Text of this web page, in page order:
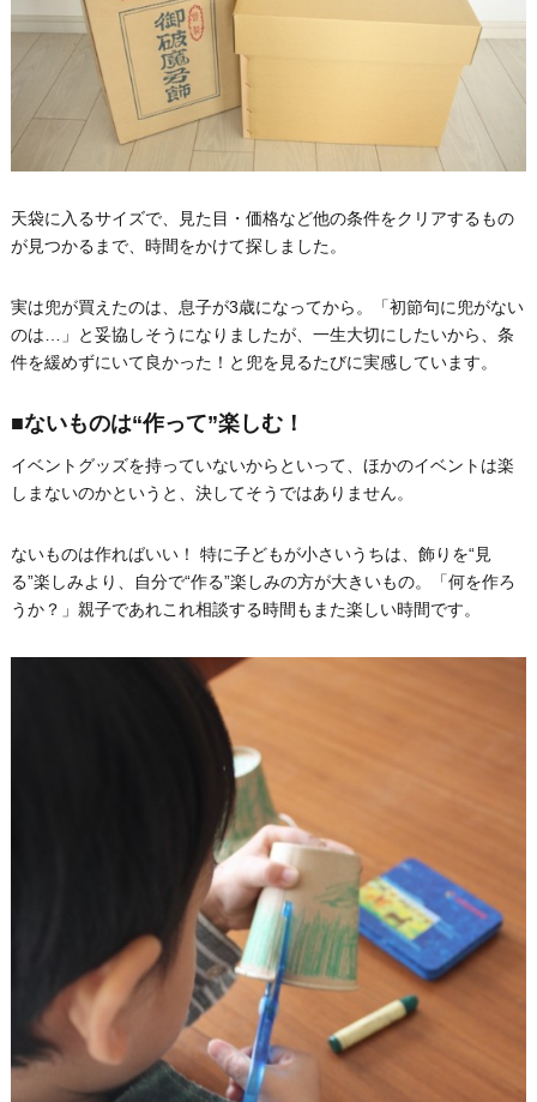
天袋に入るサイズで、見た目・価格など他の条件をクリアするもの
が見つかるまで、時間をかけて探しました。
実は兜が買えたのは、息子が3歳になってから。「初節句に兜がない
のは…」と妥協しそうになりましたが、一生大切にしたいから、条
件を緩めずにいて良かった！と兜を見るたびに実感しています。
■ないものは“作って”楽しむ！
イベントグッズを持っていないからといって、ほかのイベントは楽
しまないのかというと、決してそうではありません。
ないものは作ればいい！ 特に子どもが小さいうちは、飾りを“見
る”楽しみより、自分で“作る”楽しみの方が大きいもの。「何を作ろ
うか？」親子であれこれ相談する時間もまた楽しい時間です。